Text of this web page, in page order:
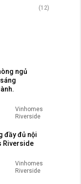
(12)
ngủ
Vinhomes
Riverside
đầy đủ nội
Riverside
Vinhomes
Riverside